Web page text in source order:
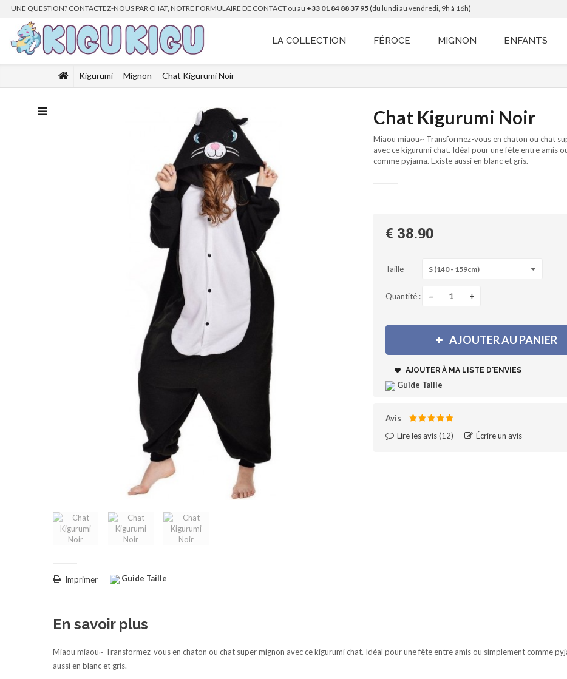
UNE QUESTION? CONTACTEZ-NOUS PAR CHAT, NOTRE FORMULAIRE DE CONTACT ou au +33 01 84 88 37 95 (du lundi au vendredi, 9h à 16h)
LA COLLECTION FÉROCE MIGNON ENFANTS
Kigurumi Mignon Chat Kigurumi Noir
Guide Taille
Imprimer
Chat Kigurumi Noir
Miaou miaou~ Transformez-vous en chaton ou chat
avec ce kigurumi chat. Idéal pour une fête entre amis
comme pyjama. Existe aussi en blanc et gris.
€ 38.90
Taille S (140 - 159cm)
Quantité : - +
AJOUTER AU PANIER
AJOUTER À MA LISTE D'ENVIES
Guide Taille
Avis
Lire les avis (12)‎ Écrire un avis
En savoir plus
Miaou miaou~ Transformez-vous en chaton ou chat super mignon avec ce kigurumi chat. Idéal pour une fête entre amis ou simplement comme
aussi en blanc et gris.